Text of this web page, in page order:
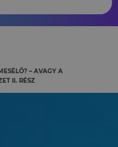
– AVAGY A
II. RÉSZ